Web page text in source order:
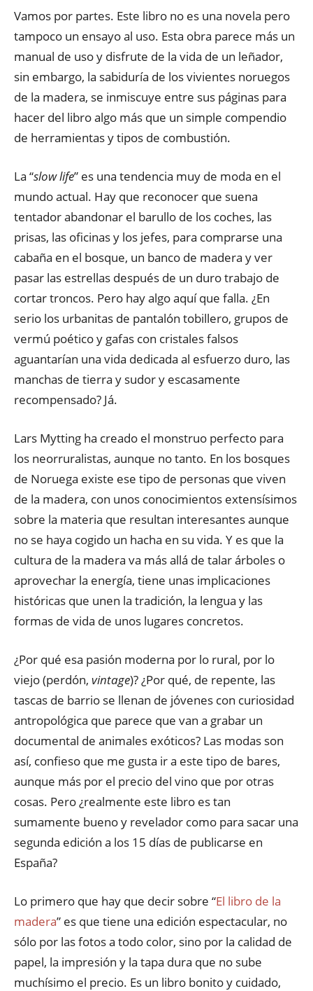
Vamos por partes. Este libro no es una novela pero
tampoco un ensayo al uso. Esta obra parece más un
manual de uso y disfrute de la vida de un leñador,
sin embargo, la sabiduría de los vivientes noruegos
de la madera, se inmiscuye entre sus páginas para
hacer del libro algo más que un simple compendio
de herramientas y tipos de combustión.
La “slow life” es una tendencia muy de moda en el
mundo actual. Hay que reconocer que suena
tentador abandonar el barullo de los coches, las
prisas, las oficinas y los jefes, para comprarse una
cabaña en el bosque, un banco de madera y ver
pasar las estrellas después de un duro trabajo de
cortar troncos. Pero hay algo aquí que falla. ¿En
serio los urbanitas de pantalón tobillero, grupos de
vermú poético y gafas con cristales falsos
aguantarían una vida dedicada al esfuerzo duro, las
manchas de tierra y sudor y escasamente
recompensado? Já.
Lars Mytting ha creado el monstruo perfecto para
los neorruralistas, aunque no tanto. En los bosques
de Noruega existe ese tipo de personas que viven
de la madera, con unos conocimientos extensísimos
sobre la materia que resultan interesantes aunque
no se haya cogido un hacha en su vida. Y es que la
cultura de la madera va más allá de talar árboles o
aprovechar la energía, tiene unas implicaciones
históricas que unen la tradición, la lengua y las
formas de vida de unos lugares concretos.
¿Por qué esa pasión moderna por lo rural, por lo
viejo (perdón, vintage)? ¿Por qué, de repente, las
tascas de barrio se llenan de jóvenes con curiosidad
antropológica que parece que van a grabar un
documental de animales exóticos? Las modas son
así, confieso que me gusta ir a este tipo de bares,
aunque más por el precio del vino que por otras
cosas. Pero ¿realmente este libro es tan
sumamente bueno y revelador como para sacar una
segunda edición a los 15 días de publicarse en
España?
Lo primero que hay que decir sobre “El libro de la
madera” es que tiene una edición espectacular, no
sólo por las fotos a todo color, sino por la calidad de
papel, la impresión y la tapa dura que no sube
muchísimo el precio. Es un libro bonito y cuidado,